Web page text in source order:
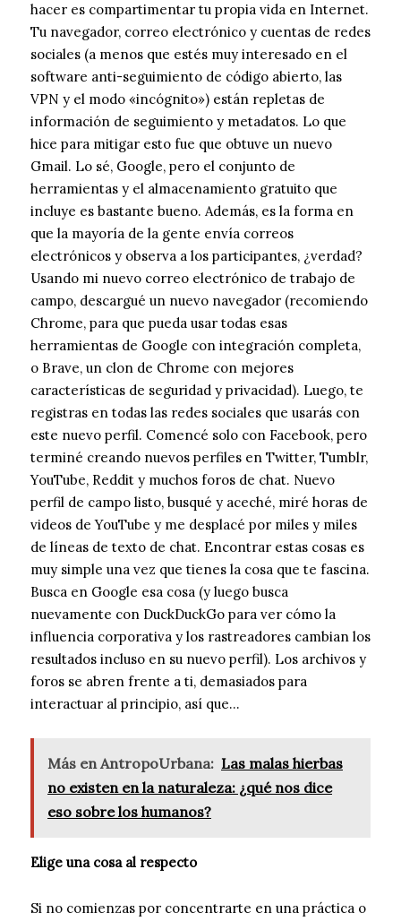
hacer es compartimentar tu propia vida en Internet.
Tu navegador, correo electrónico y cuentas de redes
sociales (a menos que estés muy interesado en el
software anti-seguimiento de código abierto, las
VPN y el modo «incógnito») están repletas de
información de seguimiento y metadatos. Lo que
hice para mitigar esto fue que obtuve un nuevo
Gmail. Lo sé, Google, pero el conjunto de
herramientas y el almacenamiento gratuito que
incluye es bastante bueno. Además, es la forma en
que la mayoría de la gente envía correos
electrónicos y observa a los participantes, ¿verdad?
Usando mi nuevo correo electrónico de trabajo de
campo, descargué un nuevo navegador (recomiendo
Chrome, para que pueda usar todas esas
herramientas de Google con integración completa,
o Brave, un clon de Chrome con mejores
características de seguridad y privacidad). Luego, te
registras en todas las redes sociales que usarás con
este nuevo perfil. Comencé solo con Facebook, pero
terminé creando nuevos perfiles en Twitter, Tumblr,
YouTube, Reddit y muchos foros de chat. Nuevo
perfil de campo listo, busqué y aceché, miré horas de
videos de YouTube y me desplacé por miles y miles
de líneas de texto de chat. Encontrar estas cosas es
muy simple una vez que tienes la cosa que te fascina.
Busca en Google esa cosa (y luego busca
nuevamente con DuckDuckGo para ver cómo la
influencia corporativa y los rastreadores cambian los
resultados incluso en su nuevo perfil). Los archivos y
foros se abren frente a ti, demasiados para
interactuar al principio, así que…
Más en AntropoUrbana: Las malas hierbas
no existen en la naturaleza: ¿qué nos dice
eso sobre los humanos?
Elige una cosa al respecto
Si no comienzas por concentrarte en una práctica o